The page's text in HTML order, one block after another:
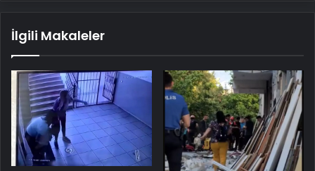
İlgili Makaleler